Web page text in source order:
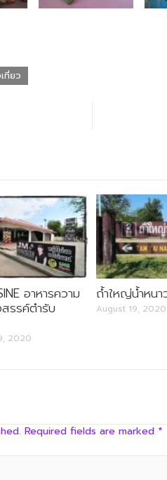
ที่ยว
อาหารความ
รรค์ตำรับ
2020
ถ้ำใหญ่น้ำหนา
August 19, 2020
Required fields are marked *